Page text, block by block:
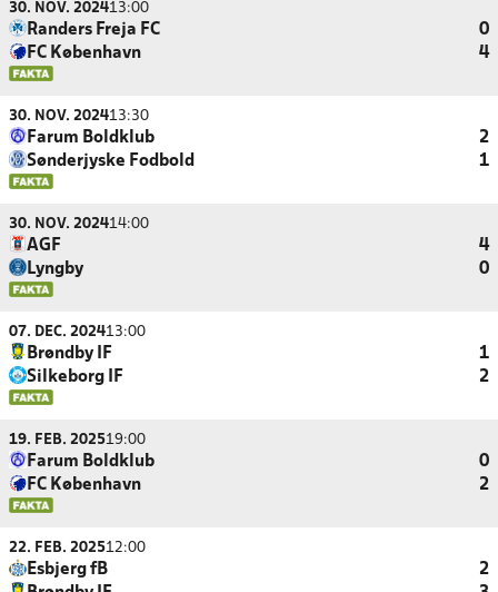
30. NOV. 202413:00
Randers Freja FC
0
FC København
4
30. NOV. 202413:30
Farum Boldklub
2
Sønderjyske Fodbold
1
30. NOV. 202414:00
AGF
4
Lyngby
0
07. DEC. 202413:00
Brøndby IF
1
Silkeborg IF
2
19. FEB. 202519:00
Farum Boldklub
0
FC København
2
22. FEB. 202512:00
Esbjerg fB
2